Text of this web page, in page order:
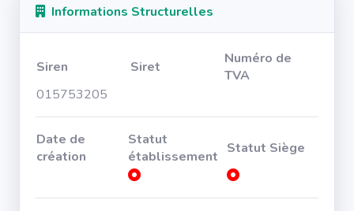
Informations Structurelles
Siren Siret
Numéro de
TVA
015753205
Date de
création
Statut
établissement Statut Siège